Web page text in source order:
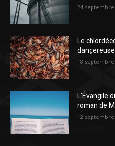
24 septembre
Le
18 septembre
L’Évangile
roman de
12 septembre